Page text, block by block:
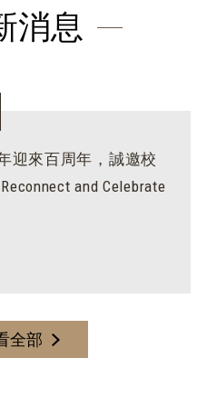
消息
迎來百周年，誠邀校
and Celebrate
全部